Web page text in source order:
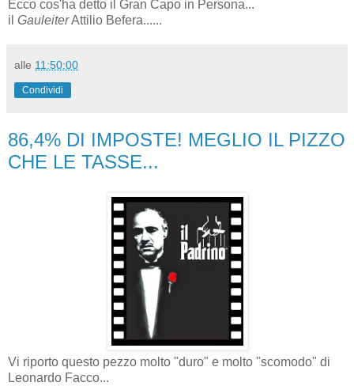
Ecco cos'ha detto il Gran Capo in Persona...
il GauleiterAttilio Befera......
alle 11:50:00
Condividi
86,4% DI IMPOSTE! MEGLIO IL PIZZO
CHE LE TASSE...
Vi riporto questo pezzo molto "duro" e molto "scomodo" di
Leonardo Facco...